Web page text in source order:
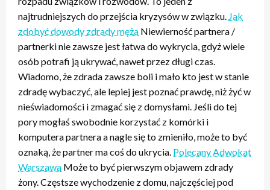
najtrudniejszych do przejścia kryzysów w związku. Jak
zdobyć dowody zdrady męża Niewierność partnera /
partnerki nie zawsze jest łatwa do wykrycia, gdyż wiele
osób potrafi ją ukrywać, nawet przez długi czas.
Wiadomo, że zdrada zawsze boli i mało kto jest w stanie
zdradę wybaczyć, ale lepiej jest poznać prawdę, niż żyć w
nieświadomości i zmagać się z domysłami. Jeśli do tej
pory mogłaś swobodnie korzystać z komórki i
komputera partnera a nagle się to zmieniło, może to być
oznaką, że partner ma coś do ukrycia. Polecany Adwokat
Warszawa Może to być pierwszym objawem zdrady
żony. Częstsze wychodzenie z domu, najczęściej pod